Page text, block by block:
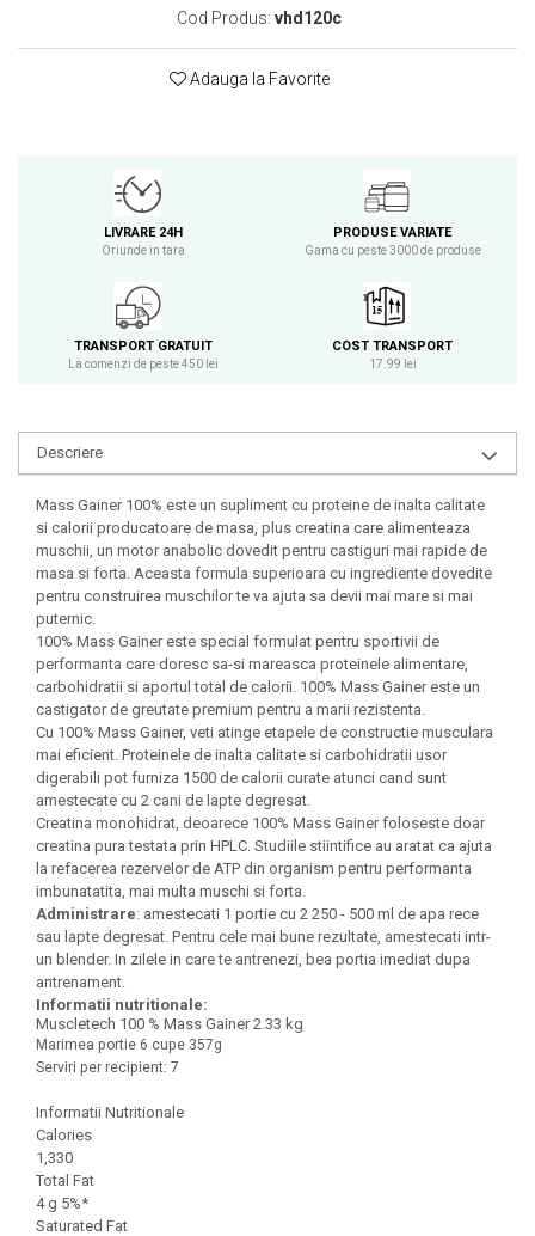
PerfectShaker
Puritan`s Pride
Raw Nutrition
Rich Piana 5% Nutrition
Skill Nutrition
Swanson
Under Armour
Universal
Vitargo
Weider
Zenana
Cod Produs: vhd120c
Adauga la Favorite
LIVRARE 24H
Oriunde in tara
PRODUSE VARIATE
Gama cu peste 3000 de produse
TRANSPORT GRATUIT
La comenzi de peste 450 lei
COST TRANSPORT
17.99 lei
Descriere
Mass Gainer 100% este un supliment cu proteine de inalta calitate
si calorii producatoare de masa, plus creatina care alimenteaza
muschii, un motor anabolic dovedit pentru castiguri mai rapide de
masa si forta. Aceasta formula superioara cu ingrediente dovedite
pentru construirea muschilor te va ajuta sa devii mai mare si mai
puternic.
100% Mass Gainer este special formulat pentru sportivii de
performanta care doresc sa-si mareasca proteinele alimentare,
carbohidratii si aportul total de calorii. 100% Mass Gainer este un
castigator de greutate premium pentru a marii rezistenta.
Cu 100% Mass Gainer, veti atinge etapele de constructie musculara
mai eficient. Proteinele de inalta calitate si carbohidratii usor
digerabili pot furniza 1500 de calorii curate atunci cand sunt
amestecate cu 2 cani de lapte degresat.
Creatina monohidrat, deoarece 100% Mass Gainer foloseste doar
creatina pura testata prin HPLC. Studiile stiintifice au aratat ca ajuta
la refacerea rezervelor de ATP din organism pentru performanta
imbunatatita, mai multa muschi si forta.
Administrare: amestecati 1 portie cu 2 250 - 500 ml de apa rece
sau lapte degresat. Pentru cele mai bune rezultate, amestecati intr-
un blender. In zilele in care te antrenezi, bea portia imediat dupa
antrenament.
Informatii nutritionale:
Muscletech 100 % Mass Gainer 2.33 kg
Marimea portie 6 cupe 357g
Serviri per recipient: 7
Informatii Nutritionale
Calories
1,330
Total Fat
4 g 5%*
Saturated Fat